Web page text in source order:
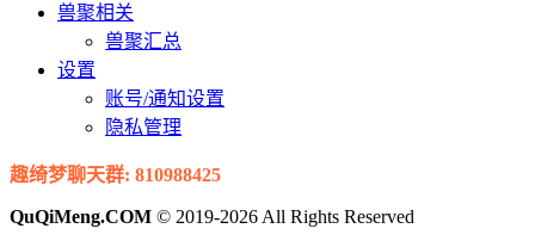
兽聚相关
兽聚汇总
设置
账号/通知设置
隐私管理
趣绮梦聊天群: 810988425
QuQiMeng.COM © 2019-2026 All Rights Reserved